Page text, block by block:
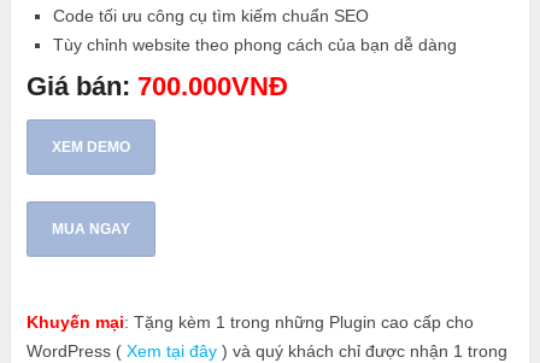
Code tối ưu công cụ tìm kiếm chuẩn SEO
Tùy chỉnh website theo phong cách của bạn dễ dàng
Giá bán: 700.000VNĐ
XEM DEMO
MUA NGAY
Khuyến mại: Tặng kèm 1 trong những Plugin cao cấp cho
WordPress ( Xem tại đây) và quý khách chỉ được nhận 1 trong